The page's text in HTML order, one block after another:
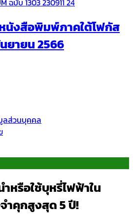
นังสือพิมพ์ภาคใต้โฟกัส
นยายน 2566
ลส่วนบุคคล
หรือใช้บุหรี่ไฟฟ้าใน
ำคุกสูงสุด 5 ปี!